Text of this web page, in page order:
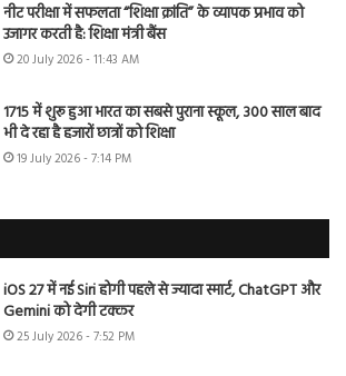
नीट परीक्षा में सफलता “शिक्षा क्रांति” के व्यापक प्रभाव को
उजागर करती है: शिक्षा मंत्री बैंस
20 July 2026 - 11:43 AM
1715 में शुरू हुआ भारत का सबसे पुराना स्कूल, 300 साल बाद
भी दे रहा है हजारों छात्रों को शिक्षा
19 July 2026 - 7:14 PM
iOS 27 में नई Siri होगी पहले से ज्यादा स्मार्ट, ChatGPT और
Gemini को देगी टक्कर
25 July 2026 - 7:52 PM